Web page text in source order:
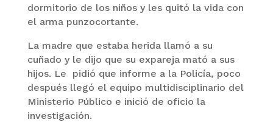
dormitorio de los niños y les quitó la vida con
el arma punzocortante.
La madre que estaba herida llamó a su
cuñado y le dijo que su expareja mató a sus
hijos. Le pidió que informe a la Policía, poco
después llegó el equipo multidisciplinario del
Ministerio Público e inició de oficio la
investigación.